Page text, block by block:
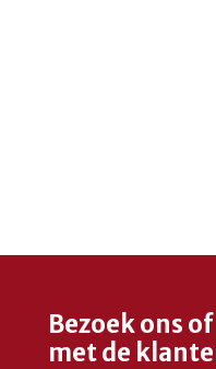
Bezoek ons
met de